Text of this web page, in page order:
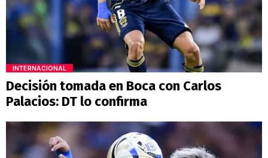
INTERNACIONAL
Decisión tomada en Boca con Carlos
Palacios: DT lo confirma